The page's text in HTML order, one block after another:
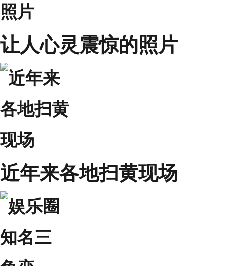
让人心灵震惊的照片
近年来各地扫黄现场